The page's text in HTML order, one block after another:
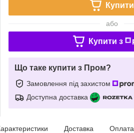
Купити
або
Купити з
Що таке купити з Пром?
Замовлення під захистом
Доступна доставка
Доставка Оплата